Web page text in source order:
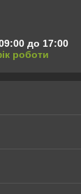
до 17:00
роботи